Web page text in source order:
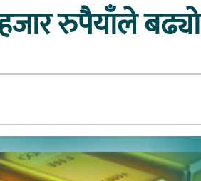
रुपैयाँले बढ्यो